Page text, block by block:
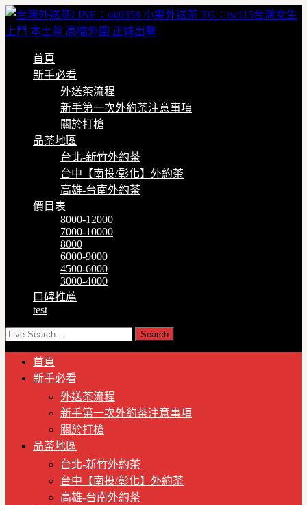
首頁
新手必看
外送茶流程
新手第一次外約茶注意事項
關於打槍
品茶地區
台北-新竹外約茶
台中【南投/彰化】外約茶
高雄-台南外約茶
價目表
8000-12000
7000-10000
8000
6000-9000
4500-6000
3000-4000
口碑推薦
test
首頁
新手必看
外送茶流程
新手第一次外約茶注意事項
關於打槍
品茶地區
台北-新竹外約茶
台中【南投/彰化】外約茶
高雄-台南外約茶